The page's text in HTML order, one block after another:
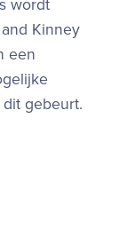
wordt
Kinney
een
gebeurt.